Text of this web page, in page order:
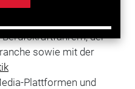
Entscheidungen
der
sowie mit der
Plattformen und